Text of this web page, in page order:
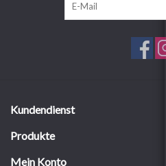
Kundendienst
Produkte
Mein Konto